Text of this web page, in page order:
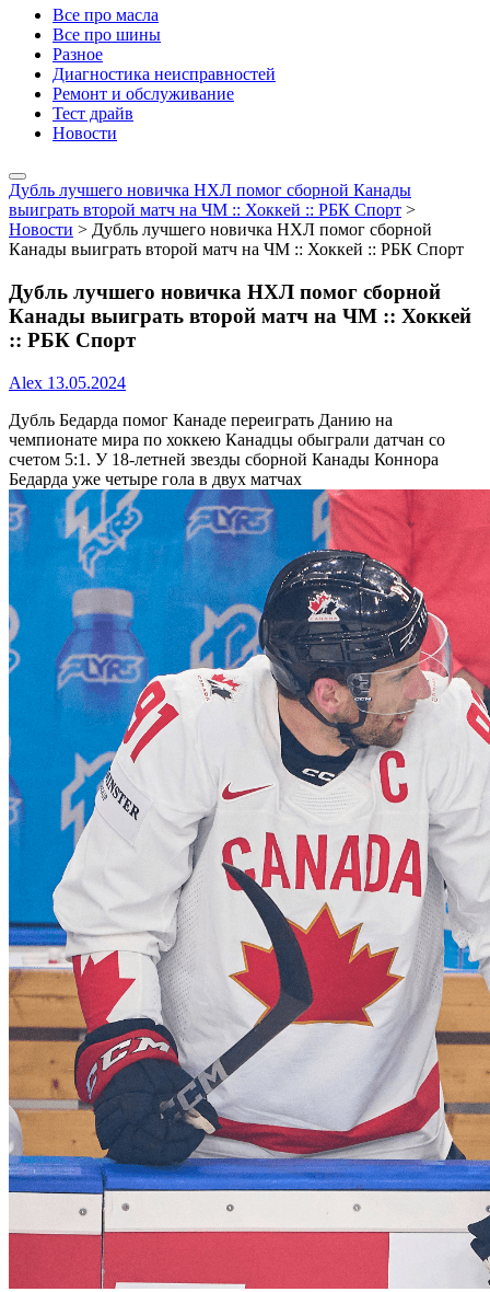
Все про масла
Все про шины
Разное
Диагностика неисправностей
Ремонт и обслуживание
Тест драйв
Новости
Дубль лучшего новичка НХЛ помог сборной Канады
выиграть второй матч на ЧМ :: Хоккей :: РБК Спорт >
Новости > Дубль лучшего новичка НХЛ помог сборной
Канады выиграть второй матч на ЧМ :: Хоккей :: РБК Спорт
Дубль лучшего новичка НХЛ помог сборной
Канады выиграть второй матч на ЧМ :: Хоккей
:: РБК Спорт
Alex 13.05.2024
Дубль Бедарда помог Канаде переиграть Данию на
чемпионате мира по хоккею Канадцы обыграли датчан со
счетом 5:1. У 18-летней звезды сборной Канады Коннора
Бедарда уже четыре гола в двух матчах